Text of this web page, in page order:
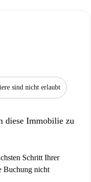
sind nicht erlaubt
diese Immobilie zu
Schritt Ihrer
Buchung nicht